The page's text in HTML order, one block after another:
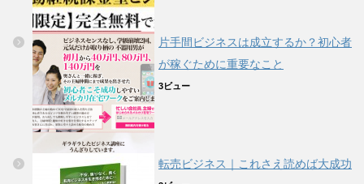
片手間ビジネスは成立するか？初心者
が稼ぐために重要なこと
3ビュー
転売ビジネス｜これさえ読めば大成功